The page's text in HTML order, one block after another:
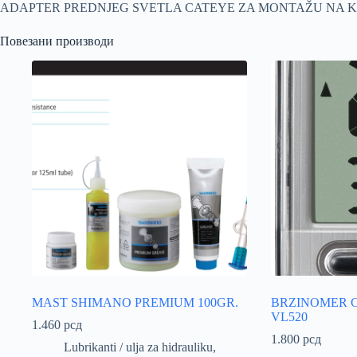
ADAPTER PREDNJEG SVETLA CATEYE ZA MONTAŽU NA
Повезани производи
MAST SHIMANO PREMIUM 100GR.
1.460 рсд
Lubrikanti / ulja za hidrauliku,
BRZINOMER
VL520
1.800 рсд